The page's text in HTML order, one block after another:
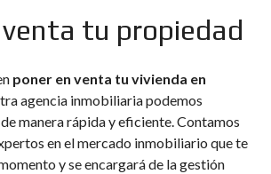
venta tu propiedad
poner en venta tu vivienda en
agencia inmobiliaria podemos
manera rápida y eficiente. Contamos
en el mercado inmobiliario que te
y se encargará de la gestión